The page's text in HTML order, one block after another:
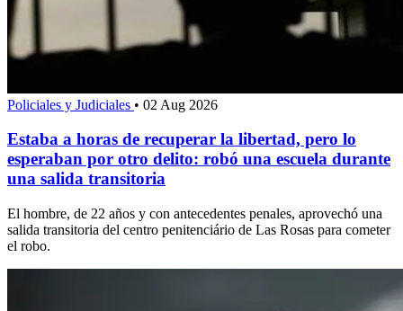
Policiales y Judiciales • 02 Aug 2026
Estaba a horas de recuperar la libertad, pero lo
esperaban por otro delito: robó una escuela durante
una salida transitoria
El hombre, de 22 años y con antecedentes penales, aprovechó una
salida transitoria del centro penitenciário de Las Rosas para cometer
el robo.